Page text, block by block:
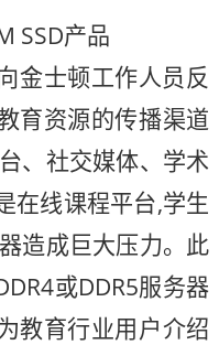
SSD产品
金士顿工作人员反
育资源的传播渠道
、社交媒体、学术
在线课程平台,学生
造成巨大压力。此
或DDR5服务器
教育行业用户介绍